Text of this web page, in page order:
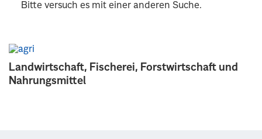
Landwirtschaft, Fischerei, Forstwirtschaft und
Nahrungsmittel
Bitte versuch es mit einer anderen Suche.